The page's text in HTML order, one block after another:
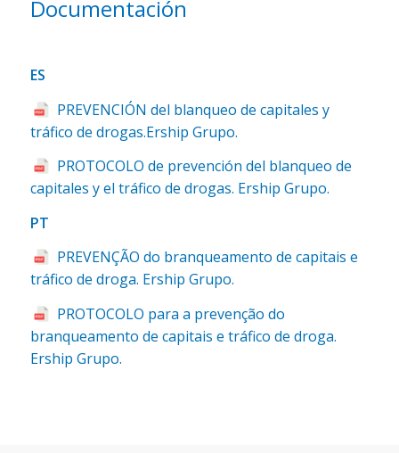
Documentación
ES
PREVENCIÓN del blanqueo de capitales y
tráfico de drogas.Ership Grupo.
PROTOCOLO de prevención del blanqueo de
capitales y el tráfico de drogas. Ership Grupo.
PT
PREVENÇÃO do branqueamento de capitais e
tráfico de droga. Ership Grupo.
PROTOCOLO para a prevenção do
branqueamento de capitais e tráfico de droga.
Ership Grupo.